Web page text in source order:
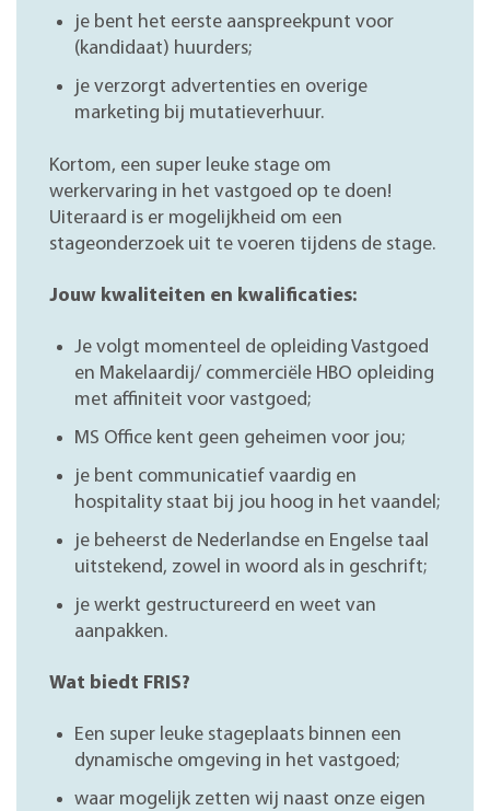
je bent het eerste aanspreekpunt voor
(kandidaat) huurders;
je verzorgt advertenties en overige
marketing bij mutatieverhuur.
Kortom, een super leuke stage om
werkervaring in het vastgoed op te doen!
Uiteraard is er mogelijkheid om een
stageonderzoek uit te voeren tijdens de stage.
Jouw kwaliteiten en kwalificaties:
Je volgt momenteel de opleiding Vastgoed
en Makelaardij/ commerciële HBO opleiding
met affiniteit voor vastgoed;
MS Office kent geen geheimen voor jou;
je bent communicatief vaardig en
hospitality staat bij jou hoog in het vaandel;
je beheerst de Nederlandse en Engelse taal
uitstekend, zowel in woord als in geschrift;
je werkt gestructureerd en weet van
aanpakken.
Wat biedt FRIS?
Een super leuke stageplaats binnen een
dynamische omgeving in het vastgoed;
waar mogelijk zetten wij naast onze eigen